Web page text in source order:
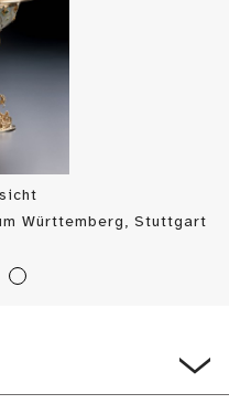
Württemberg, Stuttgart